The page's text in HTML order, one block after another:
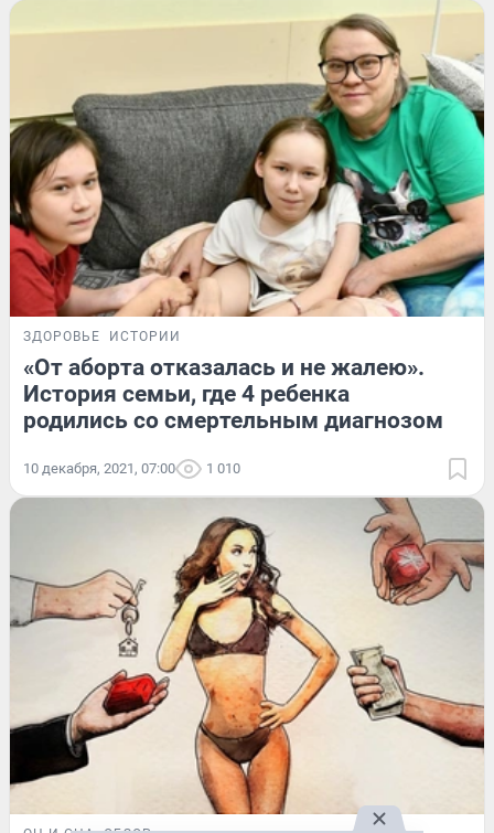
ЗДОРОВЬЕ ИСТОРИИ
«От аборта отказалась и не жалею».
История семьи, где 4 ребенка
родились со смертельным диагнозом
10 декабря, 2021, 07:00 1 010